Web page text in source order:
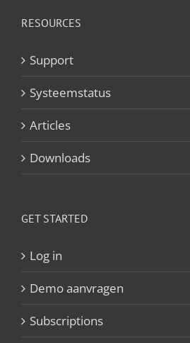
RESOURCES
Support
Systeemstatus
Articles
Downloads
GET STARTED
Log in
Demo aanvragen
Subscriptions